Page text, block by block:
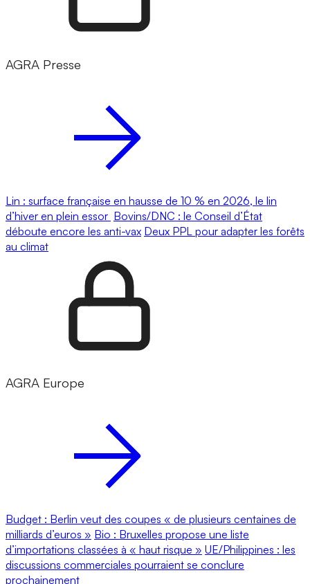
AGRA Presse
Lin : surface française en hausse de 10 % en 2026, le lin
d’hiver en plein essor Bovins/DNC : le Conseil d’État
déboute encore les anti-vax Deux PPL pour adapter les forêts
au climat
AGRA Europe
Budget : Berlin veut des coupes « de plusieurs centaines de
milliards d’euros » Bio : Bruxelles propose une liste
d’importations classées à « haut risque » UE/Philippines : les
discussions commerciales pourraient se conclure
prochainement